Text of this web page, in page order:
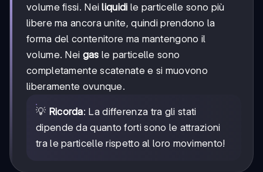
volume fissi. Neiliquidi le particelle sono più
libere ma ancora unite, quindi prendono la
forma del contenitore ma mantengono il
volume. Nei gas le particelle sono
completamente scatenate e si muovono
liberamente ovunque.
💡 Ricorda: La differenza tra gli stati
dipende da quanto forti sono le attrazioni
tra le particelle rispetto al loro movimento!